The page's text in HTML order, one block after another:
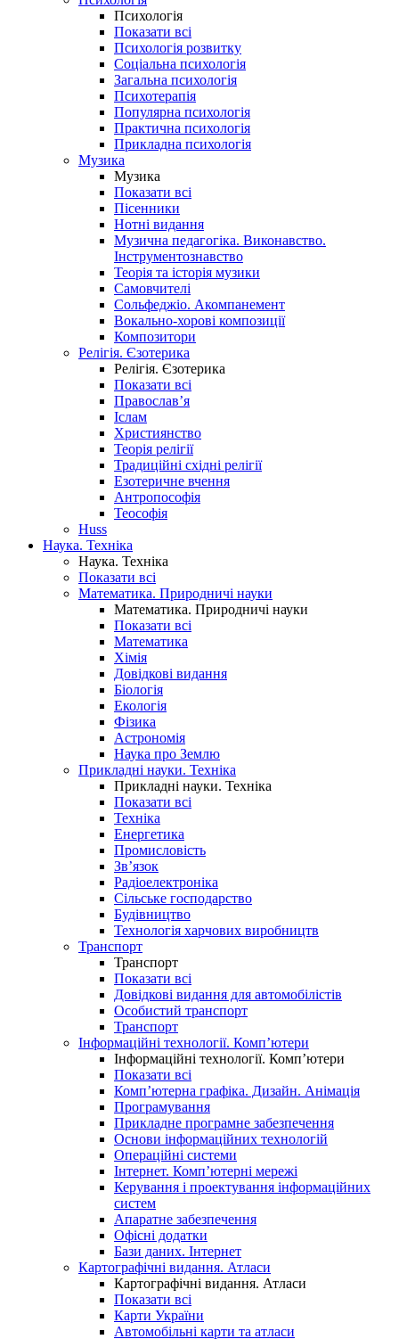
Психологія
Показати всі
Психологія розвитку
Соціальна психологія
Загальна психологія
Психотерапія
Популярна психологія
Практична психологія
Прикладна психологія
Музика
Музика
Показати всі
Пісенники
Нотні видання
Музична педагогіка. Виконавство.
Інструментознавство
Теорія та історія музики
Самовчителі
Сольфеджіо. Акомпанемент
Вокально-хорові композиції
Композитори
Релігія. Єзотерика
Релігія. Єзотерика
Показати всі
Православ’я
Іслам
Християнство
Теорія релігії
Традиційні східні релігії
Езотеричне вчення
Антропософія
Теософія
Huss
Наука. Техніка
Наука. Техніка
Показати всі
Математика. Природничі науки
Математика. Природничі науки
Показати всі
Математика
Хімія
Довідкові видання
Біологія
Екологія
Фізика
Астрономія
Наука про Землю
Прикладні науки. Техніка
Прикладні науки. Техніка
Показати всі
Техніка
Енергетика
Промисловість
Зв’язок
Радіоелектроніка
Сільське господарство
Будівництво
Технологія харчових виробництв
Транспорт
Транспорт
Показати всі
Довідкові видання для автомобілістів
Особистий транспорт
Транспорт
Інформаційні технології. Комп’ютери
Інформаційні технології. Комп’ютери
Показати всі
Комп’ютерна графіка. Дизайн. Анімація
Програмування
Прикладне програмне забезпечення
Основи інформаційних технологій
Операційні системи
Інтернет. Комп’ютерні мережі
Керування і проектування інформаційних
систем
Апаратне забезпечення
Офісні додатки
Бази даних. Інтернет
Картографічні видання. Атласи
Картографічні видання. Атласи
Показати всі
Карти України
Автомобільні карти та атласи